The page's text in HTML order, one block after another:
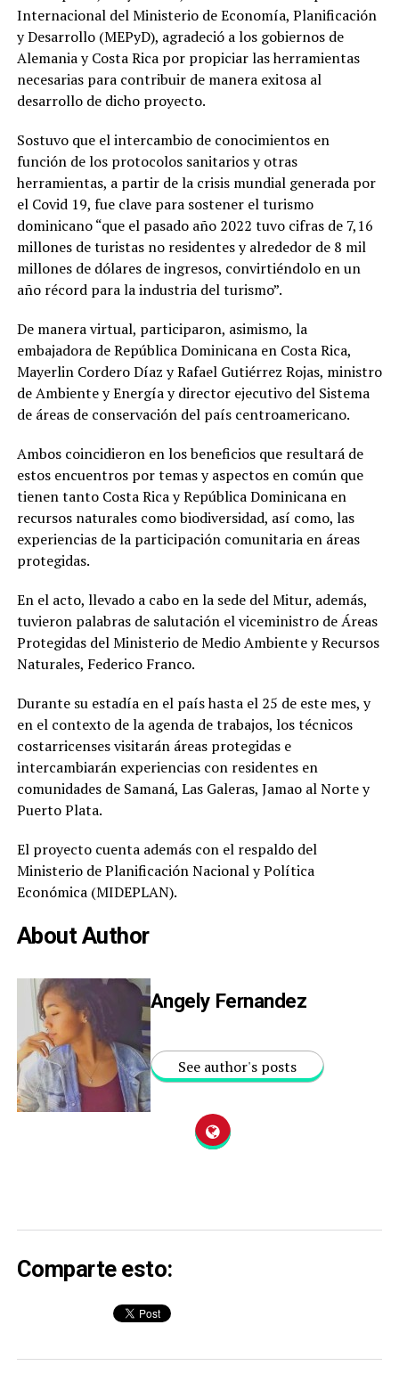
Internacional del Ministerio de Economía, Planificación
y Desarrollo (MEPyD), agradeció a los gobiernos de
Alemania y Costa Rica por propiciar las herramientas
necesarias para contribuir de manera exitosa al
desarrollo de dicho proyecto.
Sostuvo que el intercambio de conocimientos en
función de los protocolos sanitarios y otras
herramientas, a partir de la crisis mundial generada por
el Covid 19, fue clave para sostener el turismo
dominicano “que el pasado año 2022 tuvo cifras de 7,16
millones de turistas no residentes y alrededor de 8 mil
millones de dólares de ingresos, convirtiéndolo en un
año récord para la industria del turismo”.
De manera virtual, participaron, asimismo, la
embajadora de República Dominicana en Costa Rica,
Mayerlin Cordero Díaz y Rafael Gutiérrez Rojas, ministro
de Ambiente y Energía y director ejecutivo del Sistema
de áreas de conservación del país centroamericano.
Ambos coincidieron en los beneficios que resultará de
estos encuentros por temas y aspectos en común que
tienen tanto Costa Rica y República Dominicana en
recursos naturales como biodiversidad, así como, las
experiencias de la participación comunitaria en áreas
protegidas.
En el acto, llevado a cabo en la sede del Mitur, además,
tuvieron palabras de salutación el viceministro de Áreas
Protegidas del Ministerio de Medio Ambiente y Recursos
Naturales, Federico Franco.
Durante su estadía en el país hasta el 25 de este mes, y
en el contexto de la agenda de trabajos, los técnicos
costarricenses visitarán áreas protegidas e
intercambiarán experiencias con residentes en
comunidades de Samaná, Las Galeras, Jamao al Norte y
Puerto Plata.
El proyecto cuenta además con el respaldo del
Ministerio de Planificación Nacional y Política
Económica (MIDEPLAN).
About Author
Angely Fernandez
See author's posts
Comparte esto: